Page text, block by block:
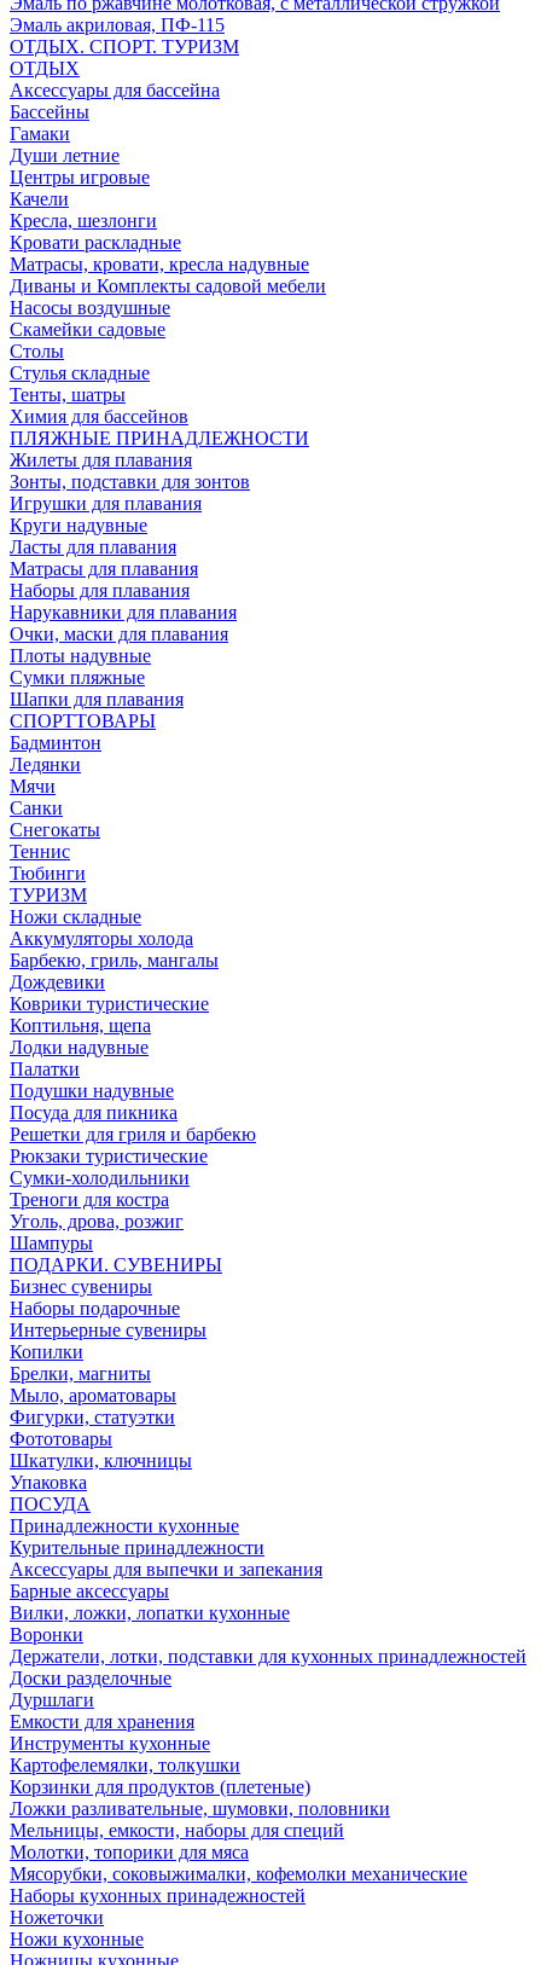
Эмаль акриловая, ПФ-115
ОТДЫХ. СПОРТ. ТУРИЗМ
ОТДЫХ
Аксессуары для бассейна
Бассейны
Гамаки
Души летние
Центры игровые
Качели
Кресла, шезлонги
Кровати раскладные
Матрасы, кровати, кресла надувные
Диваны и Комплекты садовой мебели
Насосы воздушные
Скамейки садовые
Столы
Стулья складные
Тенты, шатры
Химия для бассейнов
ПЛЯЖНЫЕ ПРИНАДЛЕЖНОСТИ
Жилеты для плавания
Зонты, подставки для зонтов
Игрушки для плавания
Круги надувные
Ласты для плавания
Матрасы для плавания
Наборы для плавания
Нарукавники для плавания
Очки, маски для плавания
Плоты надувные
Сумки пляжные
Шапки для плавания
СПОРТТОВАРЫ
Бадминтон
Ледянки
Мячи
Санки
Снегокаты
Теннис
Тюбинги
ТУРИЗМ
Ножи складные
Аккумуляторы холода
Барбекю, гриль, мангалы
Дождевики
Коврики туристические
Коптильня, щепа
Лодки надувные
Палатки
Подушки надувные
Посуда для пикника
Решетки для гриля и барбекю
Рюкзаки туристические
Сумки-холодильники
Треноги для костра
Уголь, дрова, розжиг
Шампуры
ПОДАРКИ. СУВЕНИРЫ
Бизнес сувениры
Наборы подарочные
Интерьерные сувениры
Копилки
Брелки, магниты
Мыло, ароматовары
Фигурки, статуэтки
Фототовары
Шкатулки, ключницы
Упаковка
ПОСУДА
Принадлежности кухонные
Курительные принадлежности
Аксессуары для выпечки и запекания
Барные аксессуары
Вилки, ложки, лопатки кухонные
Воронки
Держатели, лотки, подставки для кухонных принадлежностей
Доски разделочные
Дуршлаги
Емкости для хранения
Инструменты кухонные
Картофелемялки, толкушки
Корзинки для продуктов (плетеные)
Ложки разливательные, шумовки, половники
Мельницы, емкости, наборы для специй
Молотки, топорики для мяса
Мясорубки, соковыжималки, кофемолки механические
Наборы кухонных принадежностей
Ножеточки
Ножи кухонные
Ножницы кухонные